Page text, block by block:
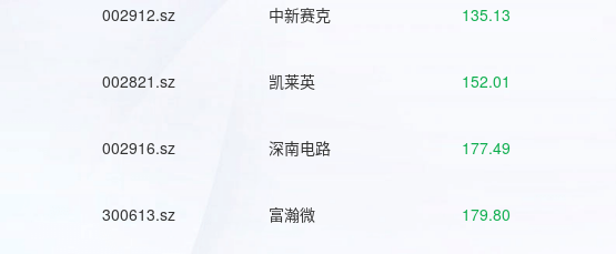
002912.sz 中新赛克 135.13
002821.sz 凯莱英 152.01
002916.sz 深南电路 177.49
300613.sz 富瀚微 179.80